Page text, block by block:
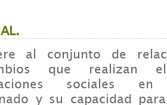
al conjunto de
que realizan
sociales
y su capacidad